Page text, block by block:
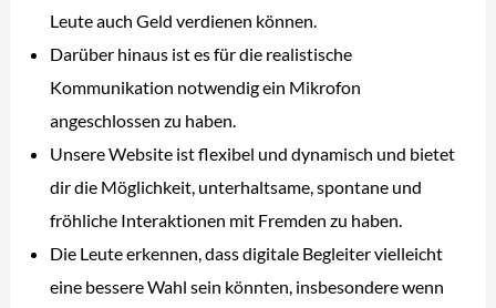
Leute auch Geld verdienen können.
Darüber hinaus ist es für die realistische
Kommunikation notwendig ein Mikrofon
angeschlossen zu haben.
Unsere Website ist flexibel und dynamisch und bietet
dir die Möglichkeit, unterhaltsame, spontane und
fröhliche Interaktionen mit Fremden zu haben.
Die Leute erkennen, dass digitale Begleiter vielleicht
eine bessere Wahl sein könnten, insbesondere wenn